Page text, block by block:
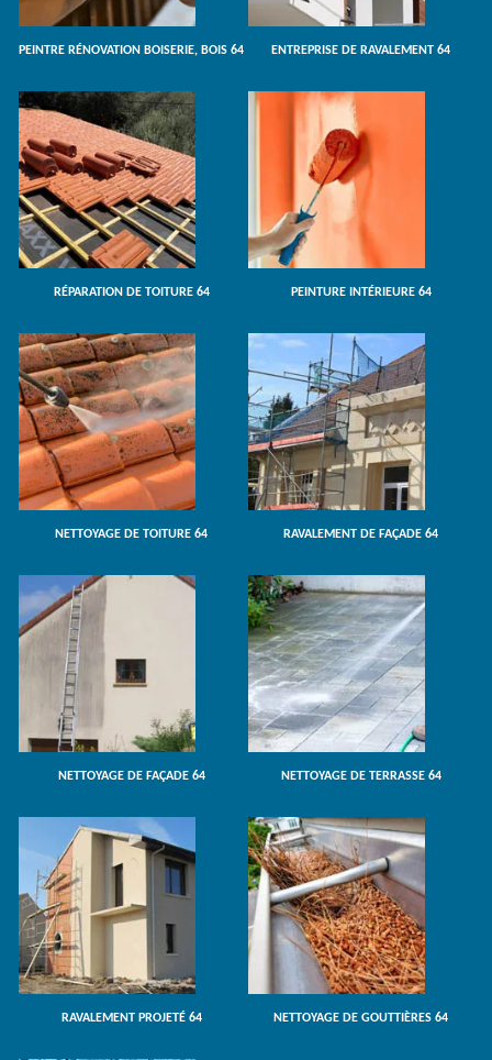
PEINTRE RÉNOVATION BOISERIE, BOIS 64 ENTREPRISE DE RAVALEMENT 64
RÉPARATION DE TOITURE 64 PEINTURE INTÉRIEURE 64
NETTOYAGE DE TOITURE 64 RAVALEMENT DE FAÇADE 64
NETTOYAGE DE FAÇADE 64 NETTOYAGE DE TERRASSE 64
RAVALEMENT PROJETÉ 64 NETTOYAGE DE GOUTTIÈRES 64